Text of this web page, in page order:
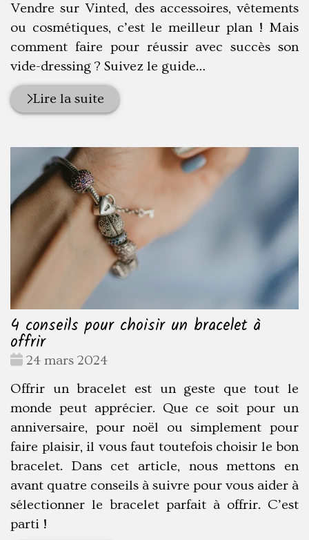
Vendre sur Vinted, des accessoires, vêtements
ou cosmétiques, c’est le meilleur plan ! Mais
comment faire pour réussir avec succès son
vide-dressing ? Suivez le guide…
Lire la suite
4 conseils pour choisir un bracelet à
offrir
Date
24 mars 2024
Offrir un bracelet est un geste que tout le
monde peut apprécier. Que ce soit pour un
anniversaire, pour noël ou simplement pour
faire plaisir, il vous faut toutefois choisir le bon
bracelet. Dans cet article, nous mettons en
avant quatre conseils à suivre pour vous aider à
sélectionner le bracelet parfait à offrir. C’est
parti !